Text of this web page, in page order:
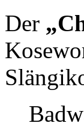
Der